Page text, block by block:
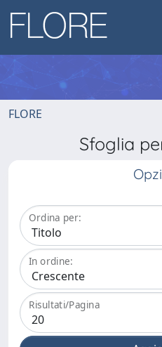
FLORE
Sfoglia
Ordina per:
In ordine:
Risultati/Pagina